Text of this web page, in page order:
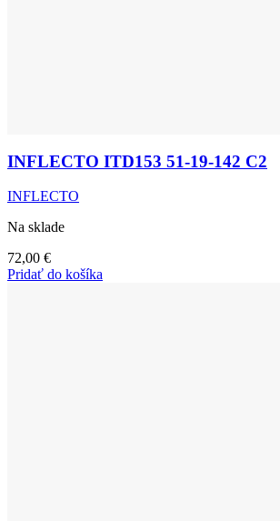
INFLECTO ITD153 51-19-142 C2
INFLECTO
Na sklade
72,00 €
Pridať do košíka